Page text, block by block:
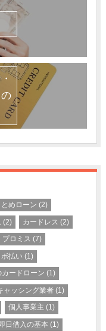
とめローン (2)
(2) カードレス (2)
プロミス (7)
ボ払い (1)
ードローン (1)
ャッシング業者 (1)
個人事業主 (1)
即日借入の基本 (1)